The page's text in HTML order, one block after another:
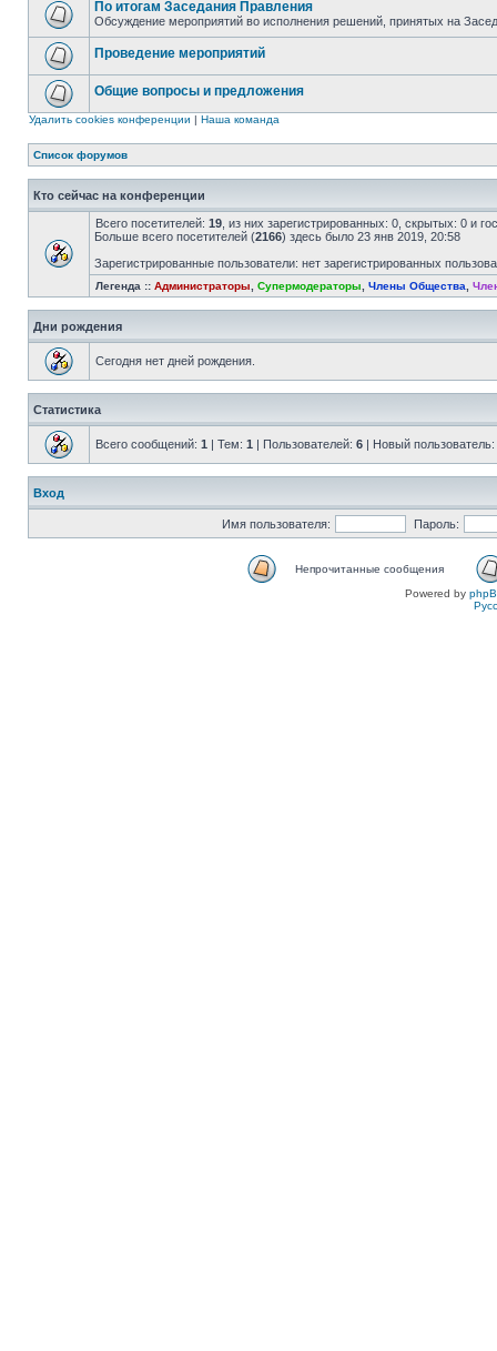
По итогам Заседания Правления
Обсуждение мероприятий во исполнения решений, принятых на
Проведение мероприятий
Общие вопросы и предложения
Удалить cookies конференции | Наша команда
Список форумов
Кто сейчас на конференции
Всего посетителей: 19 , из них зарегистрированных: 0, скрытых: 0 и
Больше всего посетителей (2166) здесь было 23 янв 2019, 20:58
Зарегистрированные пользователи: нет зарегистрированных
Легенда :: Администраторы Супермодераторы Члены Общества
Дни рождения
Сегодня нет дней рождения.
Статистика
Всего сообщений: 1 | Тем: 1 | Пользователей: 6 | Новый пользователь:
Вход
Имя пользователя: Пароль:
Непрочитанные сообщения
Powered by